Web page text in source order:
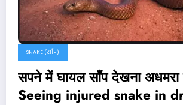
SNAKE (साँप)
सपने में घायल साँप देखना अधमरा
Seeing injured snake in